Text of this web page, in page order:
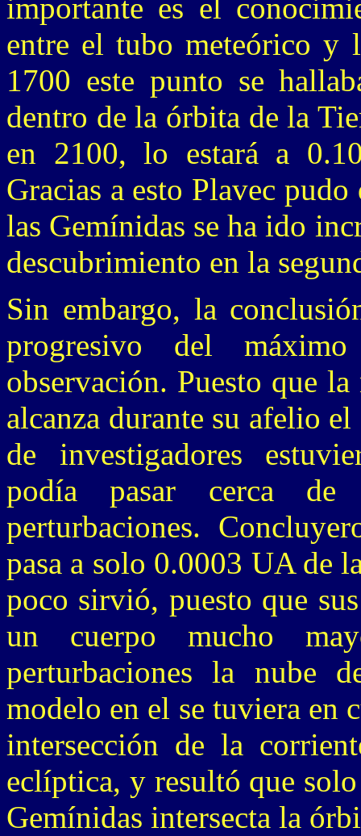
importante es el
entre el tubo meteórico y
1700 este punto se
dentro de la órbita de la
en 2100, lo estará a
Gracias a esto Plavec
las Gemínidas se ha ido
descubrimiento en la
Sin embargo, la
progresivo del
observación. Puesto que
alcanza durante su afelio
de investigadores
podía pasar cerca
perturbaciones.
pasa a solo 0.0003 UA de
poco sirvió, puesto que
un cuerpo mucho
perturbaciones la nube
modelo en el se tuviera en
intersección de la
eclíptica, y resultó que
Gemínidas intersecta la